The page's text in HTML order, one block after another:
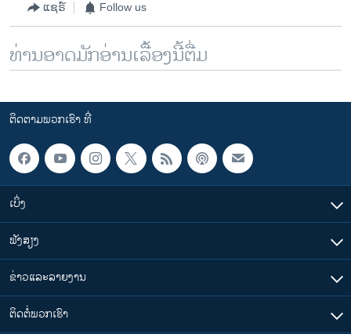
ແຊຣ໌ Follow us
ທ່ານອາດມັກອ່ານເລື້ອງນີ້ຕື່ມ
ຕິດຕາມພວກເຮົາ ທີ່
ເບິ່ງ
ຟັງສຽງ
ຂ່າວແລະລາຍງານ
ຕິດຕໍ່ພວກເຮົາ